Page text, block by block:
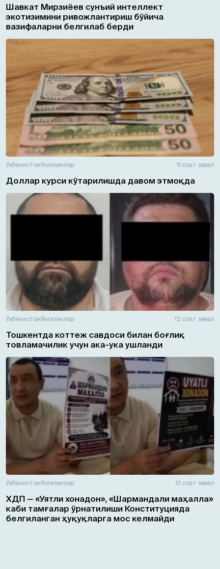
Шавкат Мирзиёев сунъий интеллект
экотизимини ривожлантириш бўйича
вазифаларни белгилаб берди
ЎзбекистонЯнгиликлар 11 соат аввал
Доллар курси кўтарилишда давом этмоқда
ЎзбекистонЯнгиликлар 12 соат аввал
Тошкентда коттеж савдоси билан боғлиқ
товламачилик учун ака-ука ушланди
ЎзбекистонЯнгиликлар 13 соат аввал
ХДП — «Уятли хонадон», «Шармандали маҳалла»
каби тамғалар ўрнатилиши Конституцияда
белгиланган ҳуқуқларга мос келмайди